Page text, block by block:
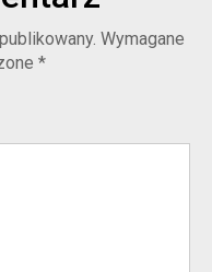
Wymagane
*